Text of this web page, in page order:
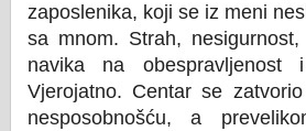
zaposlenika, koji se iz meni
sa mnom. Strah,
navika na obespravljenost
Vjerojatno. Centar se
nesposobnošću, a